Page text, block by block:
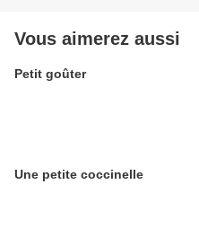
Vous aimerez aussi
Petit goûter
Une petite coccinelle